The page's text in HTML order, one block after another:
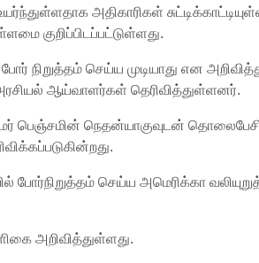
அதிகாரிகள்
குறிப்பிடப்பட்டுள்ளது.
நிறுத்தம் செய்ய முடியாது என
ஆய்வாளர்கள் தெரிவித்துள்ளனர்.
பெஞ்சமின் நெதன்யாகுவுடன்
போர்நிறுத்தம் செய்ய அமெரிக்கா
அறிவித்துள்ளது.